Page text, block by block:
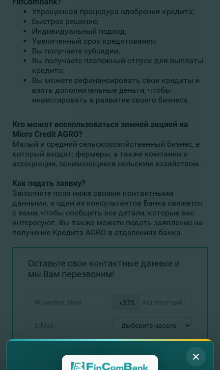
Упрощенная процедура одобрения кредита;
Быстрое решение;
Индивидуальный подход;
Увеличенный срок кредитования;
Вы получаете субсидии;
Вы получаете платежный отпуск для выплаты
кредита;
Вы можете рефинансировать свои кредиты и
взять дополнительные деньги, чтобы
инвестировать в развитие своего бизнеса.
Кто может воспользоваться зимней акцией на
Micro Credit AGRO?
Малый и средний сельскохозяйственный бизнес, в
который входят: фермеры, а также компании и
ассоциации, занимающиеся сельским хозяйством.
Как подать заявку?
Заполните поля ниже своими контактными
данными, и один из консультантов Банка свяжется
с вами, чтобы сообщить все детали, которые вас
интересуют. Вы также можете подать заявление на
получение Кредита AGRO в отделениях банка.
Оставьте свои контактные данные и
мы Вам перезвоним!
+373